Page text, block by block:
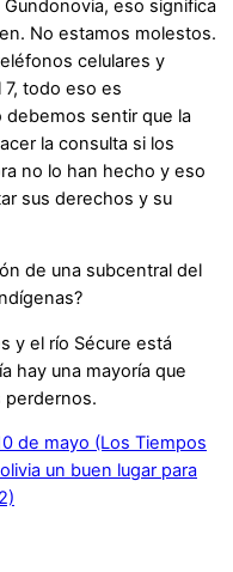
eso significa
No estamos molestos.
celulares y
todo eso es
debemos sentir que la
la consulta si los
no lo han hecho y eso
sus derechos y su
de una subcentral del
y el río Sécure está
hay una mayoría que
perdernos.
de mayo (Los Tiempos
un buen lugar para